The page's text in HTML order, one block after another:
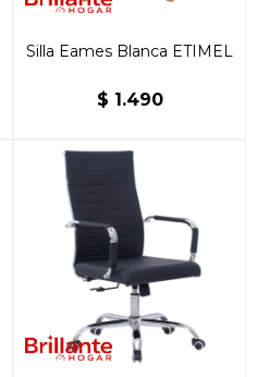
Silla Eames Blanca ETIMEL
$ 1.490